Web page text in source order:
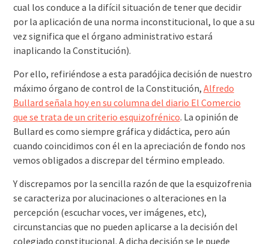
cual los conduce a la difícil situación de tener que decidir
por la aplicación de una norma inconstitucional, lo que a su
vez significa que el órgano administrativo estará
inaplicando la Constitución).
Por ello, refiriéndose a esta paradójica decisión de nuestro
máximo órgano de control de la Constitución, Alfredo
Bullard señala hoy en su columna del diario El Comercio
que se trata de un criterio esquizofrénico. La opinión de
Bullard es como siempre gráfica y didáctica, pero aún
cuando coincidimos con él en la apreciación de fondo nos
vemos obligados a discrepar del término empleado.
Y discrepamos por la sencilla razón de que la esquizofrenia
se caracteriza por alucinaciones o alteraciones en la
percepción (escuchar voces, ver imágenes, etc),
circunstancias que no pueden aplicarse a la decisión del
colegiado constitucional. A dicha decisión se le puede